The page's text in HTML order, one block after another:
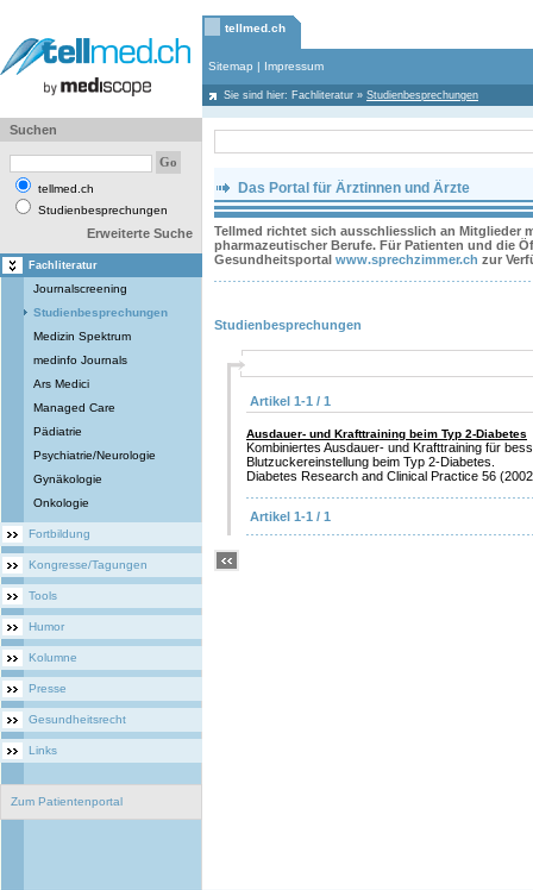
tellmed.ch
Sitemap | Impressum
Sie sind hier: Fachliteratur » Studienbesprechungen
Suchen
tellmed.ch
Studienbesprechungen
Erweiterte Suche
Fachliteratur
Journalscreening
Studienbesprechungen
Medizin Spektrum
medinfo Journals
Ars Medici
Managed Care
Pädiatrie
Psychiatrie/Neurologie
Gynäkologie
Onkologie
Fortbildung
Kongresse/Tagungen
Tools
Humor
Kolumne
Presse
Gesundheitsrecht
Links
Zum Patientenportal
Das Portal für Ärztinnen und Ärzte
Tellmed richtet sich ausschliesslich an Mitglieder
pharmazeutischer Berufe. Für Patienten und die
Gesundheitsportal www.sprechzimmer.ch zur
Studienbesprechungen
Artikel 1-1 / 1
Ausdauer- und Krafttraining beim Typ 2-Diabetes
Kombiniertes Ausdauer- und Krafttraining für
Blutzuckereinstellung beim Typ 2-Diabetes.
Diabetes Research and Clinical Practice 56
Artikel 1-1 / 1